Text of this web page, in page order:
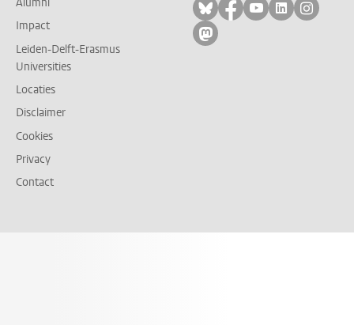
Impact
Leiden-Delft-Erasmus
Universities
Locaties
Disclaimer
Cookies
Privacy
Contact
Volg ons op bluesky
Volg ons op
Volg ons op
Volg ons
Volg
Volg ons op mastodon